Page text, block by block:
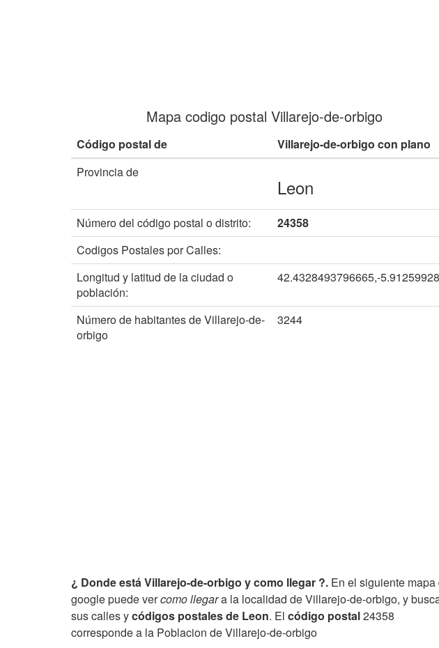
Mapa codigo postal Villarejo-de-orbigo
Código postal de
Villarejo-de-orbigo con plano
Provincia de
Leon
Número del código postal o distrito:
24358
Codigos Postales por Calles:
Longitud y latitud de la ciudad o
población:
42.4328493796665,-
Número de habitantes de Villarejo-de-
orbigo
3244
¿ Donde está Villarejo-de-orbigo y como llegar ?. En el siguiente mapa
google puede vercomo llegara la localidad de Villarejo-de-orbigo, y
sus calles ycódigos postales de Leon. El código postal24358
corresponde a la Poblacion de Villarejo-de-orbigo